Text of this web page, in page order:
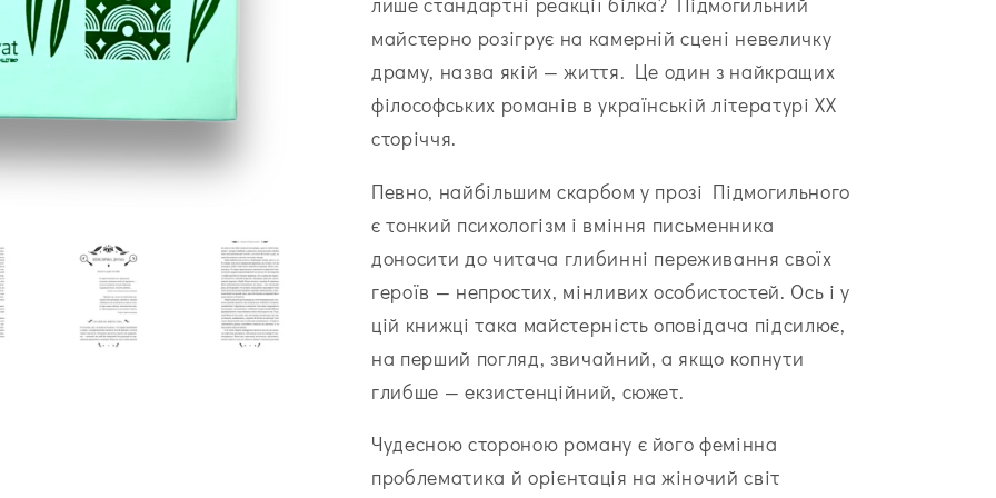
лише стандартні реакції білка? Підмогильний
майстерно розігрує на камерній сцені невеличку
драму, назва якій — життя. Це один з найкращих
філософських романів в українській літературі ХХ
сторіччя.
Певно, найбільшим скарбом у прозі Підмогильного
є тонкий психологізм і вміння письменника
доносити до читача глибинні переживання своїх
героїв — непростих, мінливих особистостей. Ось і у
цій книжці така майстерність оповідача підсилює,
на перший погляд, звичайний, а якщо копнути
глибше — екзистенційний, сюжет.
Чудесною стороною роману є його фемінна
проблематика й орієнтація на жіночий світ